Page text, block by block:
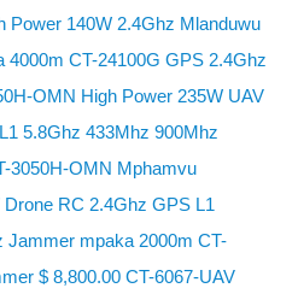
Power 140W 2.4Ghz Mlanduwu
CT-24100G GPS 2.4Ghz
OMN High Power 235W UAV
5.8Ghz 433Mhz 900Mhz
3050H-OMN Mphamvu
RC 2.4Ghz GPS L1
Jammer mpaka 2000m CT-
$ 8,800.00 CT-6067-UAV